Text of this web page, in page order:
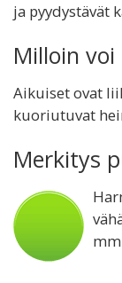
ja pyydystävät
Milloin
Aikuiset ovat
kuoriutuvat
Merkitys